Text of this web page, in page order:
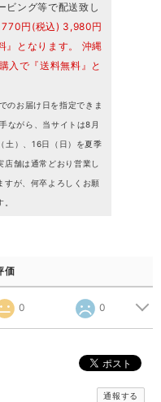
ビング等で配送致し
770円(税込) 3,980円
』となります。 沖縄
入で『送料無料』と
のお届け日を指定できま
ながら、当サイトは8月
土）、16日（日）を夏季
舗は通常どおり営業し
すが、何卒よろしくお願
価
0 0
通報する